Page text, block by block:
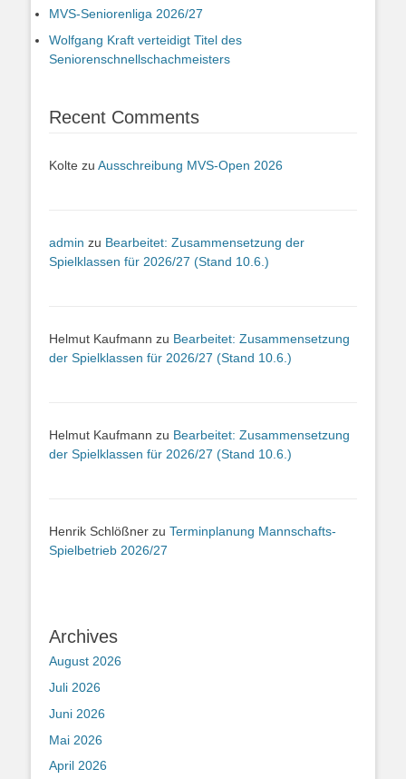
MVS-Seniorenliga 2026/27
Wolfgang Kraft verteidigt Titel des
Seniorenschnellschachmeisters
Recent Comments
Kolte zu Ausschreibung MVS-Open 2026
admin zu Bearbeitet: Zusammensetzung der
Spielklassen für 2026/27 (Stand 10.6.)
Helmut Kaufmann zu Bearbeitet: Zusammensetzung
der Spielklassen für 2026/27 (Stand 10.6.)
Helmut Kaufmann zu Bearbeitet: Zusammensetzung
der Spielklassen für 2026/27 (Stand 10.6.)
Henrik Schlößner zu Terminplanung Mannschafts-
Spielbetrieb 2026/27
Archives
August 2026
Juli 2026
Juni 2026
Mai 2026
April 2026